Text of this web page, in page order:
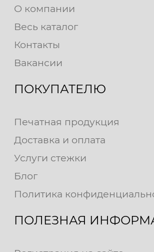
О компании
Весь каталог
Контакты
Вакансии
ПОКУПАТЕЛЮ
Печатная продукция
Доставка и оплата
Услуги стежки
Блог
Политика
ПОЛЕЗНАЯ